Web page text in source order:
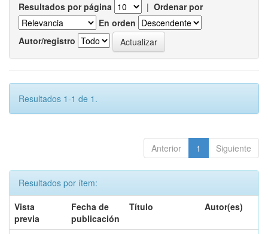
Resultados por página | Ordenar por
En orden
Autor/registro
Resultados 1-1 de 1.
Anterior 1 Siguiente
Resultados por ítem:
Vista
previa
Fecha de
publicación
Título Autor(es)